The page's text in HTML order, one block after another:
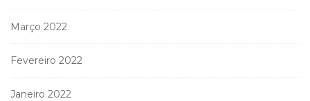
Março 2022
Fevereiro 2022
Janeiro 2022